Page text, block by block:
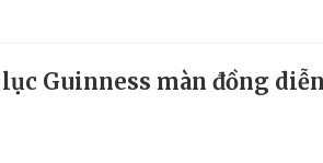
Guinness màn đồng